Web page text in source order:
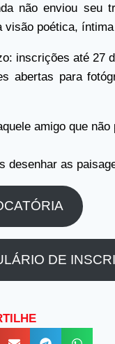
não enviou seu
visão poética,
inscrições até 27
abertas para
amigo que
desenhar as
DE